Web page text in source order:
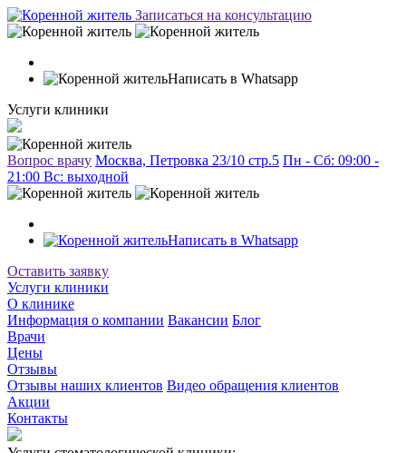
Записаться на консультацию
Написать в Whatsapp
Услуги клиники
Вопрос врачу Москва, Петровка 23/10 стр.5 Пн - Сб: 09:00 -
21:00 Вc: выходной
Написать в Whatsapp
Оставить заявку
Услуги клиники
О клинике
Информация о компании Вакансии Блог
Врачи
Цены
Отзывы
Отзывы наших клиентов Видео обращения клиентов
Акции
Контакты